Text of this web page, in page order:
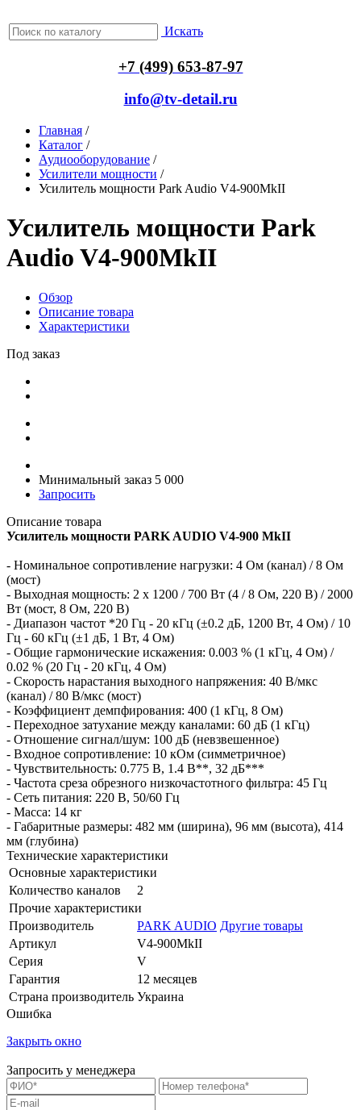
Искать
+7 (499) 653-87-97
info@tv-detail.ru
Главная /
Каталог /
Аудиооборудование /
Усилители мощности /
Усилитель мощности Park Audio V4-900MkII
Усилитель мощности Park
Audio V4-900MkII
Обзор
Описание товара
Характеристики
Под заказ
Минимальный заказ 5 000
Запросить
Описание товара
Усилитель мощности PARK AUDIO V4-900 MkII
- Номинальное сопротивление нагрузки: 4 Ом (канал) / 8 Ом
(мост)
- Выходная мощность: 2 x 1200 / 700 Вт (4 / 8 Ом, 220 В) / 2000
Вт (мост, 8 Ом, 220 В)
- Диапазон частот *20 Гц - 20 кГц (±0.2 дБ, 1200 Вт, 4 Ом) / 10
Гц - 60 кГц (±1 дБ, 1 Вт, 4 Ом)
- Общие гармонические искажения: 0.003 % (1 кГц, 4 Ом) /
0.02 % (20 Гц - 20 кГц, 4 Ом)
- Скорость нарастания выходного напряжения: 40 В/мкс
(канал) / 80 В/мкс (мост)
- Коэффициент демпфирования: 400 (1 кГц, 8 Ом)
- Переходное затухание между каналами: 60 дБ (1 кГц)
- Отношение сигнал/шум: 100 дБ (невзвешенное)
- Входное сопротивление: 10 кОм (симметричное)
- Чувствительность: 0.775 В, 1.4 В**, 32 дБ***
- Частота среза обрезного низкочастотного фильтра: 45 Гц
- Сеть питания: 220 В, 50/60 Гц
- Масса: 14 кг
- Габаритные размеры: 482 мм (ширина), 96 мм (высота), 414
мм (глубина)
Технические характеристики
Основные характеристики
Количество каналов
2
Прочие характеристики
Производитель
PARK AUDIO Другие товары
Артикул
V4-900MkII
Серия
V
Гарантия
12 месяцев
Страна производитель Украина
Ошибка
Закрыть окно
Запросить у менеджера